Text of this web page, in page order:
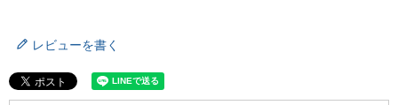
レビューを書く